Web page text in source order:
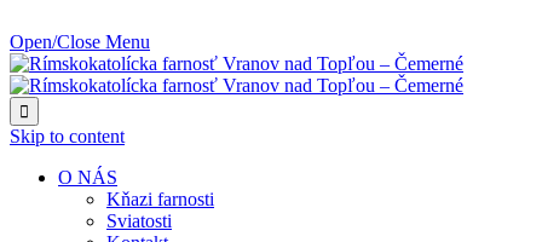
Open/Close Menu

Skip to content
O NÁS
Kňazi farnosti
Sviatosti